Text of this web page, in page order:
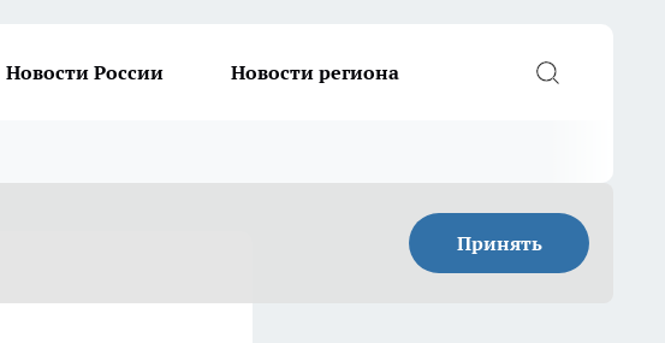
Новости России Новости региона
Принять